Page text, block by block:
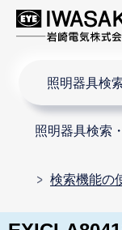
照明器具検
照明器具検索
検索機能の